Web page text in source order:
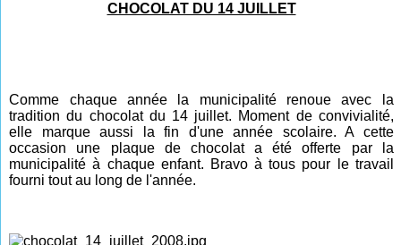
CHOCOLAT DU 14 JUILLET
Comme chaque année la municipalité renoue avec la
tradition du chocolat du 14 juillet. Moment de convivialité,
elle marque aussi la fin d'une année scolaire. A cette
occasion une plaque de chocolat a été offerte par la
municipalité à chaque enfant. Bravo à tous pour le travail
fourni tout au long de l'année.